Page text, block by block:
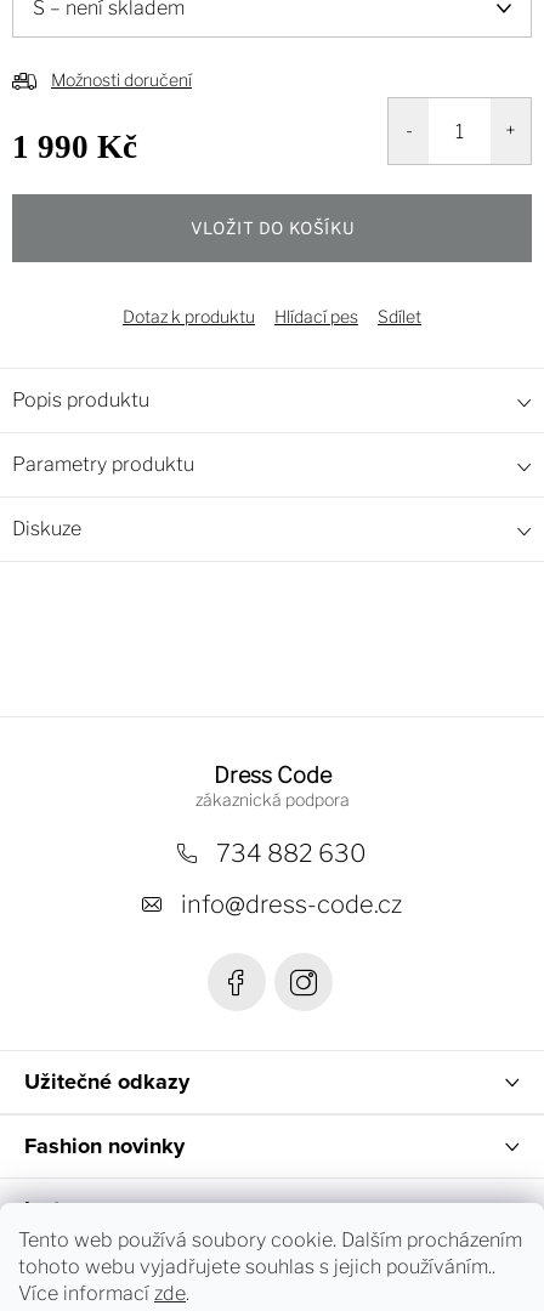
Tento web používá soubory cookie. Dalším procházením
tohoto webu vyjadřujete souhlas s jejich používáním..
Více informací zde.
Možnosti doručení
1 990 Kč
VLOŽIT DO KOŠÍKU
Dotaz k produktu Hlídací pes Sdílet
Popis produktu
Parametry produktu
Diskuze
Dress Code
734 882 630
info@dress-code.cz
Užitečné odkazy
Fashion novinky
Instagram
Sledování objednávky a vrácení zboží